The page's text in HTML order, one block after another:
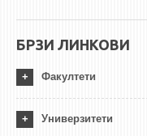
БРЗИ ЛИНКОВИ
Факултети
Универзитети